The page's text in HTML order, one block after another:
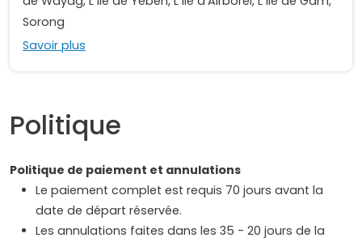
Sorong
Savoir plus
Politique
Politique de paiement et annulations
Le paiement complet est requis 70 jours avant la
date de départ réservée.
Les annulations faites dans les 35 - 20 jours de la